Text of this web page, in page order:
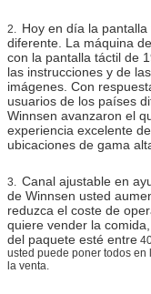
2. Hoy en día la
diferente. La máquina
con la pantalla táctil de
las instrucciones y de
imágenes. Con
usuarios de los países
Winnsen avanzaron el
experiencia excelente
ubicaciones de gama
3. Canal ajustable en
de Winnsen usted
reduzca el coste de
quiere vender la
del paquete esté entre
usted puede poner todos
la venta.